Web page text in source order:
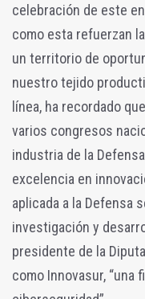
celebración de este
como esta refuerzan
un territorio de
nuestro tejido
línea, ha recordado
varios congresos
industria de la
excelencia en
aplicada a la Defensa
investigación y
presidente de la
como Innovasur, “una